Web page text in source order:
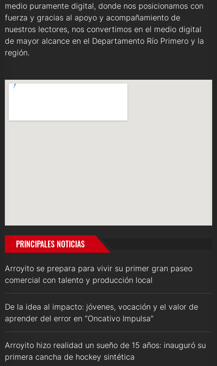
medio puramente digital, donde nos posicionamos con
fuerza y gracias al apoyo y acompañamiento de
nuestros lectores, nos convertimos en el medio digital
de mayor alcance en el Departamento Río Primero y la
región.
PRINCIPALES NOTICIAS
Arroyito se prepara para vivir su primer gran paseo
comercial con talento y producción local
De la idea al impacto: jóvenes, vocación y el valor de
aprender del error en “Oncativo Impulsa”
Arroyito hizo realidad un sueño de 15 años: inauguró su
primera cancha de hockey sintética